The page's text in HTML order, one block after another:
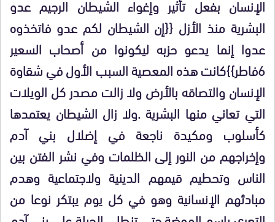
الإنسان بفعل تأثير وإغواء الشيطان الرجيم عدو
البشرية منذ الأزل {{إن الشيطان لكم عدو فاتخذوه
عدوا إنما يدعو حزبه ليكونوا من أصحاب السعير
6فاطر}}كانت هذه المعصية السبب الأول في شقاوة
الإنسان والتصاقه بالأرض ولا زالت مصدر كل الويلات
التي تعاني منها البشرية .ولا زال الشيطان يعتمدها
كأسلوب ومكيدة ناجعة في إضلال بني آدم
وإخراجهم من النور إلى الظلمات وفي نشر الفتن بين
الناس وتحطيم قيمهم الدينية ولاجتماعية وهدم
مبادئهم الإنسانية وهو في كل يوم يبتكر نوعا من